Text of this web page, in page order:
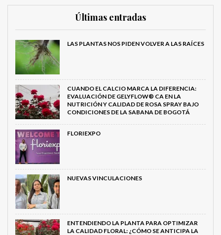
Últimas entradas
LAS PLANTAS NOS PIDEN VOLVER A LAS RAÍCES
CUANDO EL CALCIO MARCA LA DIFERENCIA:
EVALUACIÓN DE GELYFLOW® CA EN LA
NUTRICIÓN Y CALIDAD DE ROSA SPRAY BAJO
CONDICIONES DE LA SABANA DE BOGOTÁ
FLORIEXPO
NUEVAS VINCULACIONES
ENTENDIENDO LA PLANTA PARA OPTIMIZAR
LA CALIDAD FLORAL: ¿CÓMO SE ANTICIPA LA